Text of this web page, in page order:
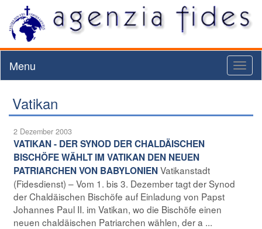
Menu
Vatikan
2 Dezember 2003
VATIKAN - DER SYNOD DER CHALDÄISCHEN
BISCHÖFE WÄHLT IM VATIKAN DEN NEUEN
PATRIARCHEN VON BABYLONIENVatikanstadt
(Fidesdienst) – Vom 1. bis 3. Dezember tagt der Synod
der Chaldäischen Bischöfe auf Einladung von Papst
Johannes Paul II. im Vatikan, wo die Bischöfe einen
neuen chaldäischen Patriarchen wählen, der a ...